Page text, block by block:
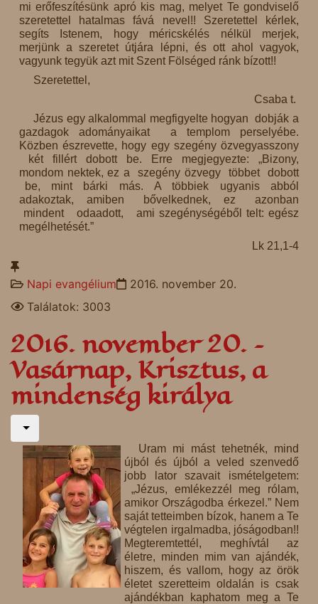
mi erőfeszítésünk apró kis mag, melyet Te gondviselő
szeretettel hatalmas fává nevel!! Szeretettel kérlek,
segíts Istenem, hogy méricskélés nélkül merjek,
merjünk a szeretet útjára lépni, és ott ahol vagyok,
vagyunk tegyük azt mit Szent Fölséged ránk bízott!!
Szeretettel,
Csaba t.
Jézus egy alkalommal megfigyelte hogyan dobják a
gazdagok adományaikat a templom perselyébe.
Közben észrevette, hogy egy szegény özvegyasszony
két fillért dobott be. Erre megjegyezte: „Bizony,
mondom nektek, ez a szegény özvegy többet dobott
be, mint bárki más. A többiek ugyanis abból
adakoztak, amiben bővelkednek, ez azonban
mindent odaadott, ami szegénységéből telt: egész
megélhetését.”
Lk 21,1-4
Napi evangélium
2016. november 20.
Találatok: 3003
2016. november 20. –
Vasárnap, Krisztus, a
mindenség királya
Uram mi mást tehetnék, mind
újból és újból a veled szenvedő
jobb lator szavait ismételgetem:
„Jézus, emlékezzél meg rólam,
amikor Országodba érkezel.” Nem
saját tetteimben bízok, hanem a Te
végtelen irgalmadba, jóságodban!!
Megteremtettél, meghívtál az
életre, minden mim van ajándék,
hiszem, és vallom, hogy az örök
életet szeretteim oldalán is csak
ajándékban kaphatom meg a Te